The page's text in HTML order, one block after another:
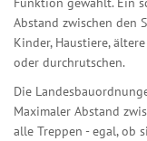
Abstand zwischen den
Kinder, Haustiere,
oder durchrutschen.
Die
Maximaler Abstand
alle Treppen - egal, ob